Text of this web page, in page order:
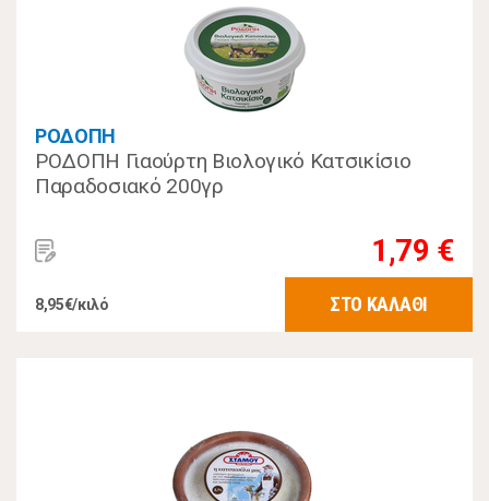
ΡΟΔΟΠΗ
ΡΟΔΟΠΗ Γιαούρτη Βιολογικό Κατσικίσιο
Παραδοσιακό 200γρ
1,79 €
8,95€/κιλό ΣΤΟ ΚΑΛΑΘΙ